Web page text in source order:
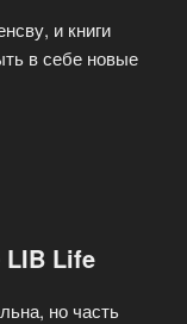
и книги
в себе новые
LIB Life
но часть